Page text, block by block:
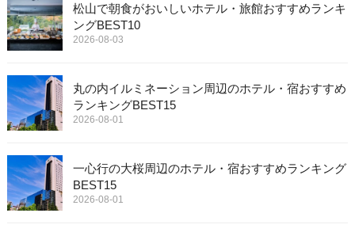
松山で朝食がおいしいホテル・旅館おすすめランキ
ングBEST10
2026-08-03
丸の内イルミネーション周辺のホテル・宿おすすめ
ランキングBEST15
2026-08-01
一心行の大桜周辺のホテル・宿おすすめランキング
BEST15
2026-08-01